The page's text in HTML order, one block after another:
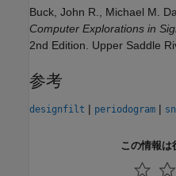
Buck, John R., Michael M.
Computer Explorations in
2nd Edition. Upper Saddle
参考
designfilt | periodogram |
この情報は